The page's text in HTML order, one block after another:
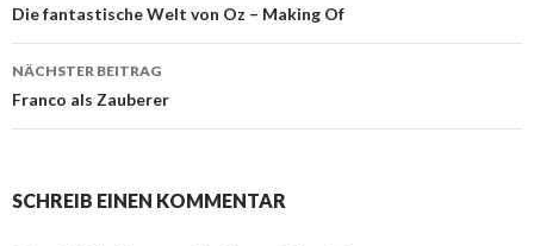
Beitragsnavigation
Die fantastische Welt von Oz – Making Of
NÄCHSTER BEITRAG
Franco als Zauberer
SCHREIB EINEN KOMMENTAR